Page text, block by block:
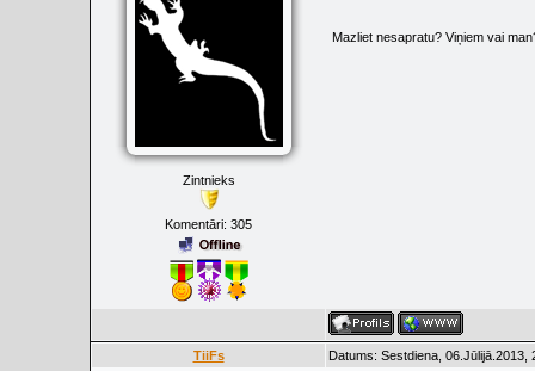
Zintnieks
Komentāri: 305
Mazliet nesapratu? Viņiem vai
TiiFs Datums: Sestdiena,